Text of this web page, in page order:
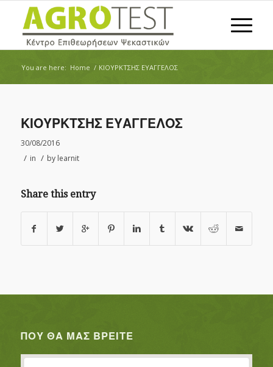
You are here: Home / ΚΙΟΥΡΚΤΣΗΣ ΕΥΑΓΓΕΛΟΣ
ΚΙΟΥΡΚΤΣΗΣ ΕΥΑΓΓΕΛΟΣ
30/08/2016
/ in / by learnit
Share this entry
ΠΟΥ ΘΑ ΜΑΣ ΒΡΕΊΤΕ